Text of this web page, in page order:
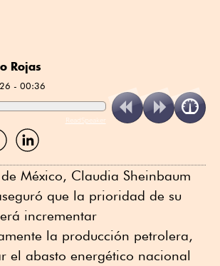
Rojas
- 00:36
ReadSpeaker
Compartir
por
México, Claudia Sheinbaum
que la prioridad de su
incrementar
la producción petrolera,
el abasto energético nacional